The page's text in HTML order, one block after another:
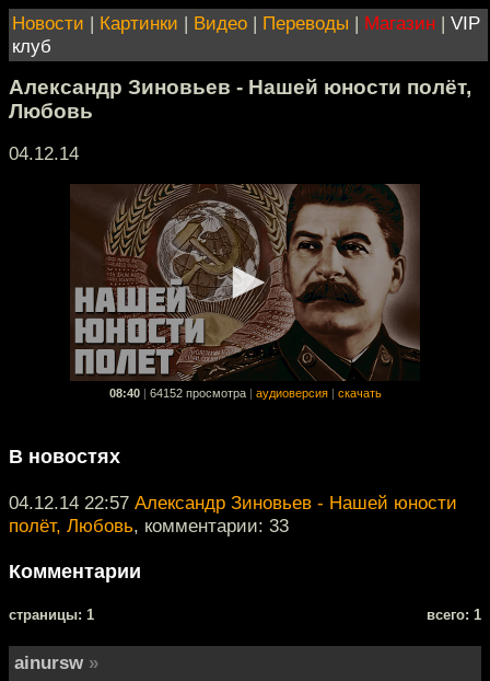
Новости | Картинки | Видео | Переводы | Магазин | VIP
клуб
Александр Зиновьев - Нашей юности полёт,
Любовь
04.12.14
08:40 64152 просмотра аудиоверсия скачать
В новостях
04.12.14 22:57 Александр Зиновьев - Нашей юности
полёт, Любовь, комментарии: 33
Комментарии
cтраницы: 1 всего: 1
ainursw »